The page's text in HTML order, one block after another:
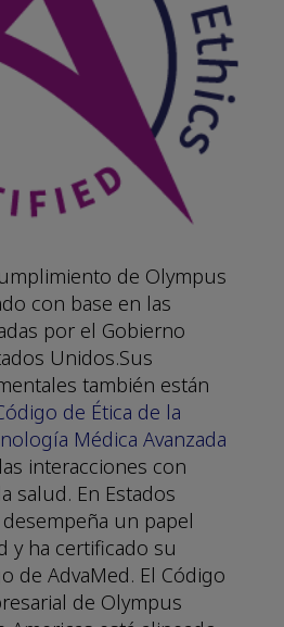
de Olympus
con base en las
por el Gobierno
Unidos.Sus
también están
de Ética de la
Médica Avanzada
interacciones con
salud. En Estados
un papel
y ha certificado su
de AdvaMed. El Código
de Olympus